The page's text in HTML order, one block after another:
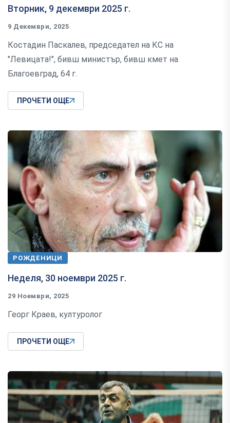
Вторник, 9 декември 2025 г.
9 Декември, 2025
Костадин Паскалев, председател на КС на
"Левицата!", бивш министър, бивш кмет на
Благоевград, 64 г.
ПРОЧЕТИ ОЩЕ
РОЖДЕНИЦИ
Неделя, 30 ноември 2025 г.
29 Ноември, 2025
Георг Краев, културолог
ПРОЧЕТИ ОЩЕ